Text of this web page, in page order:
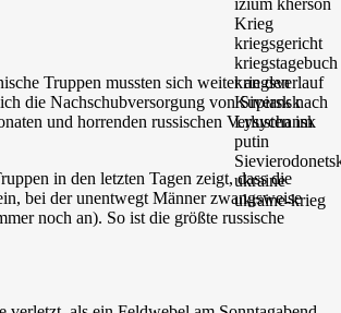
Truppen mussten sich weiter an den
die Nachschubversorgung von Siversk nach
und horrenden russischen Verlusten im
in den letzten Tagen zeigt, dass die
bei der unentwegt Männer zwangsweise
noch an). So ist die größte russische